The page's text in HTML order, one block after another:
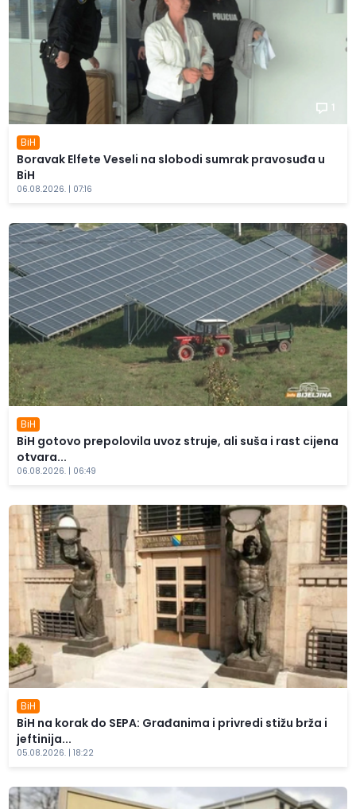
1
BiH
Boravak Elfete Veseli na slobodi sumrak pravosuđa u
BiH
06.08.2026. | 07:16
BiH
BiH gotovo prepolovila uvoz struje, ali suša i rast cijena
otvara...
06.08.2026. | 06:49
BiH
BiH na korak do SEPA: Građanima i privredi stižu brža i
jeftinija...
05.08.2026. | 18:22